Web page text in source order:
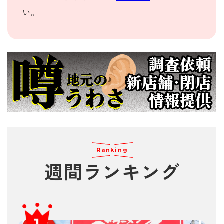
い。
Ranking
週間 ランキング